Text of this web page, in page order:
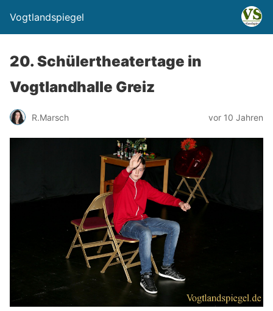
Vogtlandspiegel
20. Schülertheatertage in
Vogtlandhalle Greiz
R.Marsch vor 10 Jahren